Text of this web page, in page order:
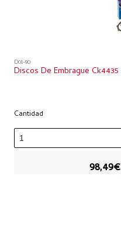
D01-90
Discos De Embrague Ck4435
Cantidad
98,49€